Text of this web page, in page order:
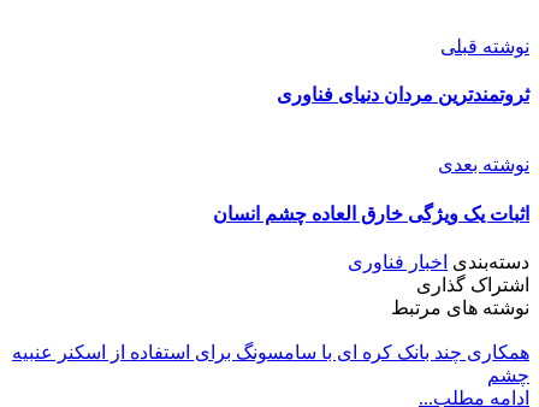
نوشته قبلی
ثروتمندترین مردان دنیای فناوری
نوشته بعدی
اثبات یک ویژگی خارق العاده چشم انسان
دسته‌بندی اخبار فناوری
اشتراک گذاری
نوشته های مرتبط
همکاری چند بانک کره ای با سامسونگ برای استفاده از اسکنر عنبیه
چشم
ادامه مطلب...